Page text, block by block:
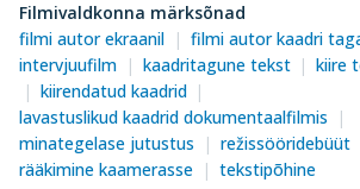
Filmivaldkonna märksõnad
filmi autor ekraanil
filmi autor kaadri
intervjuufilm
kaadritagune tekst
kiire
kiirendatud kaadrid
lavastuslikud kaadrid dokumentaalfilmis
minategelase jutustus
režissööridebüüt
rääkimine kaamerasse
tekstipõhine